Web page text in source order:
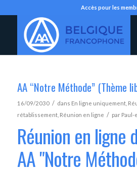
Accès pour les
AA “Notre Méthode” (Thème
16/09/2030 / dans En ligne uniquement,
rétablissement, Réunion en ligne / par Paul-
Réunion en ligne
AA "Notre